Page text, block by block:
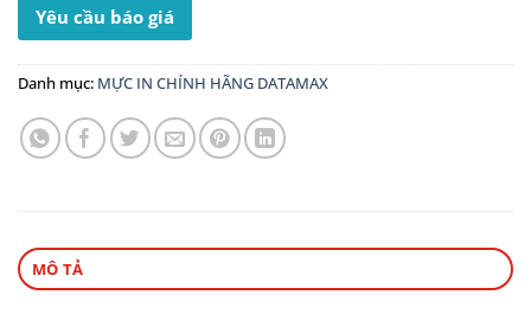
Yêu cầu báo giá
Danh mục: MỰC IN CHÍNH HÃNG DATAMAX
MÔ TẢ